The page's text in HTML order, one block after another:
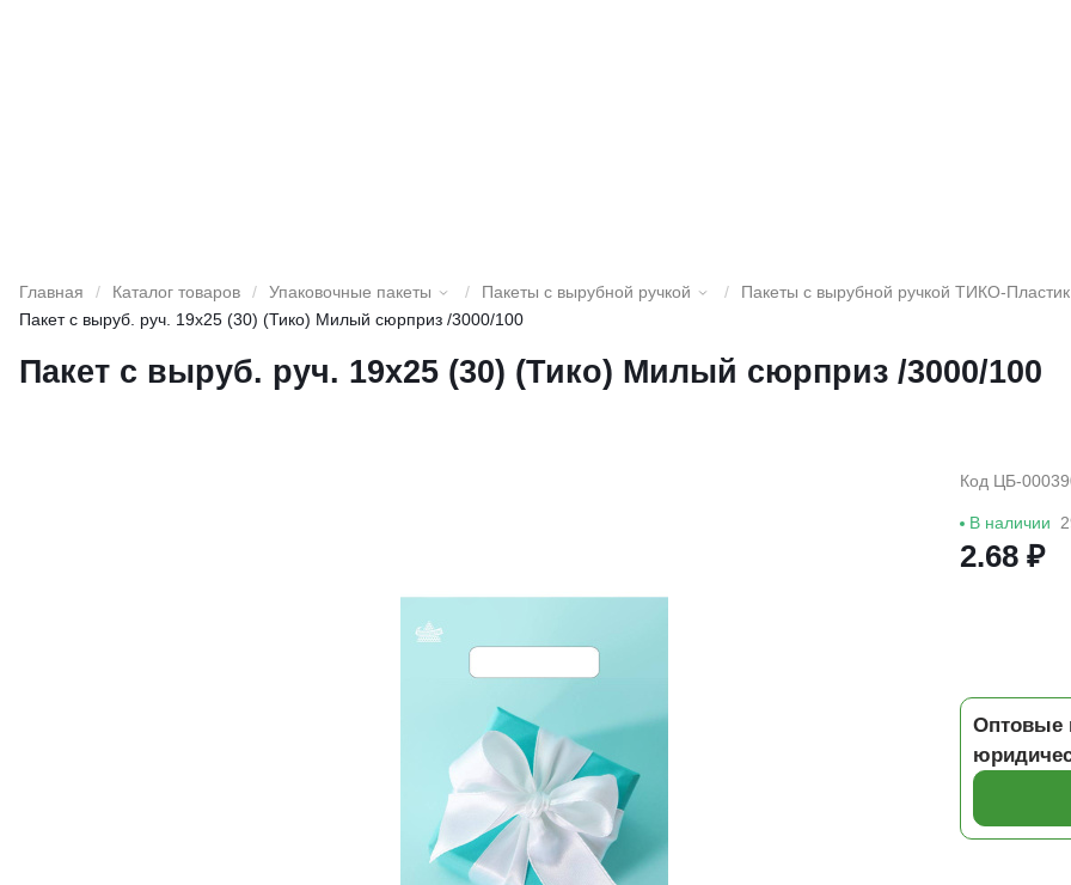
Главная / Каталог товаров / Упаковочные пакеты / Пакеты с вырубной ручкой / Пакеты с вырубной ручкой ТИКО-Пластик
Пакет с выруб. руч. 19х25 (30) (Тико) Милый сюрприз /3000/100
Пакет с выруб. руч. 19х25 (30) (Тико) Милый сюрприз /3000/100
Код ЦБ-
В наличии
2.68 ₽
Оптовые